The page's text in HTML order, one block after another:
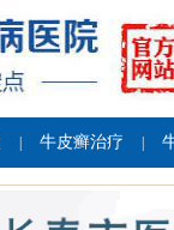
牛皮癣治疗